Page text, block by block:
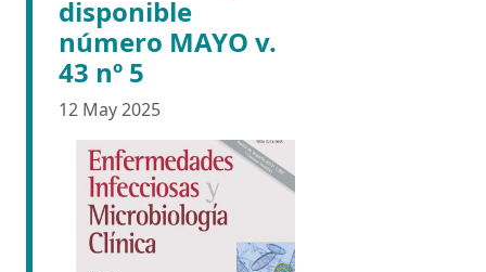
disponible
número MAYO v.
43 nº 5
12 May 2025